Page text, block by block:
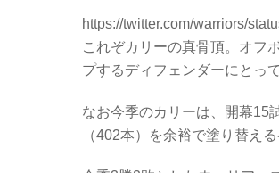
https://twitter.com/warriors/
これぞカリーの真骨頂。オフ
プするディフェンダーにとっ
なお今季のカリーは、開幕15
（402本）を余裕で塗り替える